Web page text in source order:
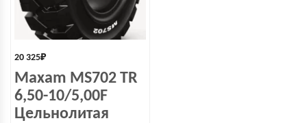
20 325₽
Maxam MS702 TR
6,50-10/5,00F
Цельнолитая